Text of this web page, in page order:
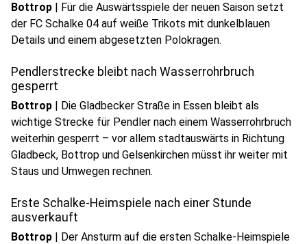
Bottrop | Für die Auswärtsspiele der neuen Saison setzt
der FC Schalke 04 auf weiße Trikots mit dunkelblauen
Details und einem abgesetzten Polokragen.
Pendlerstrecke bleibt nach Wasserrohrbruch
gesperrt
Bottrop | Die Gladbecker Straße in Essen bleibt als
wichtige Strecke für Pendler nach einem Wasserrohrbruch
weiterhin gesperrt – vor allem stadtauswärts in Richtung
Gladbeck, Bottrop und Gelsenkirchen müsst ihr weiter mit
Staus und Umwegen rechnen.
Erste Schalke-Heimspiele nach einer Stunde
ausverkauft
Bottrop | Der Ansturm auf die ersten Schalke-Heimspiele